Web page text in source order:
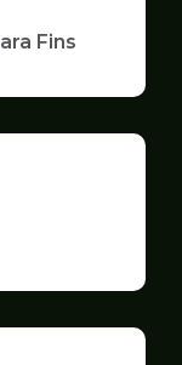
Fins